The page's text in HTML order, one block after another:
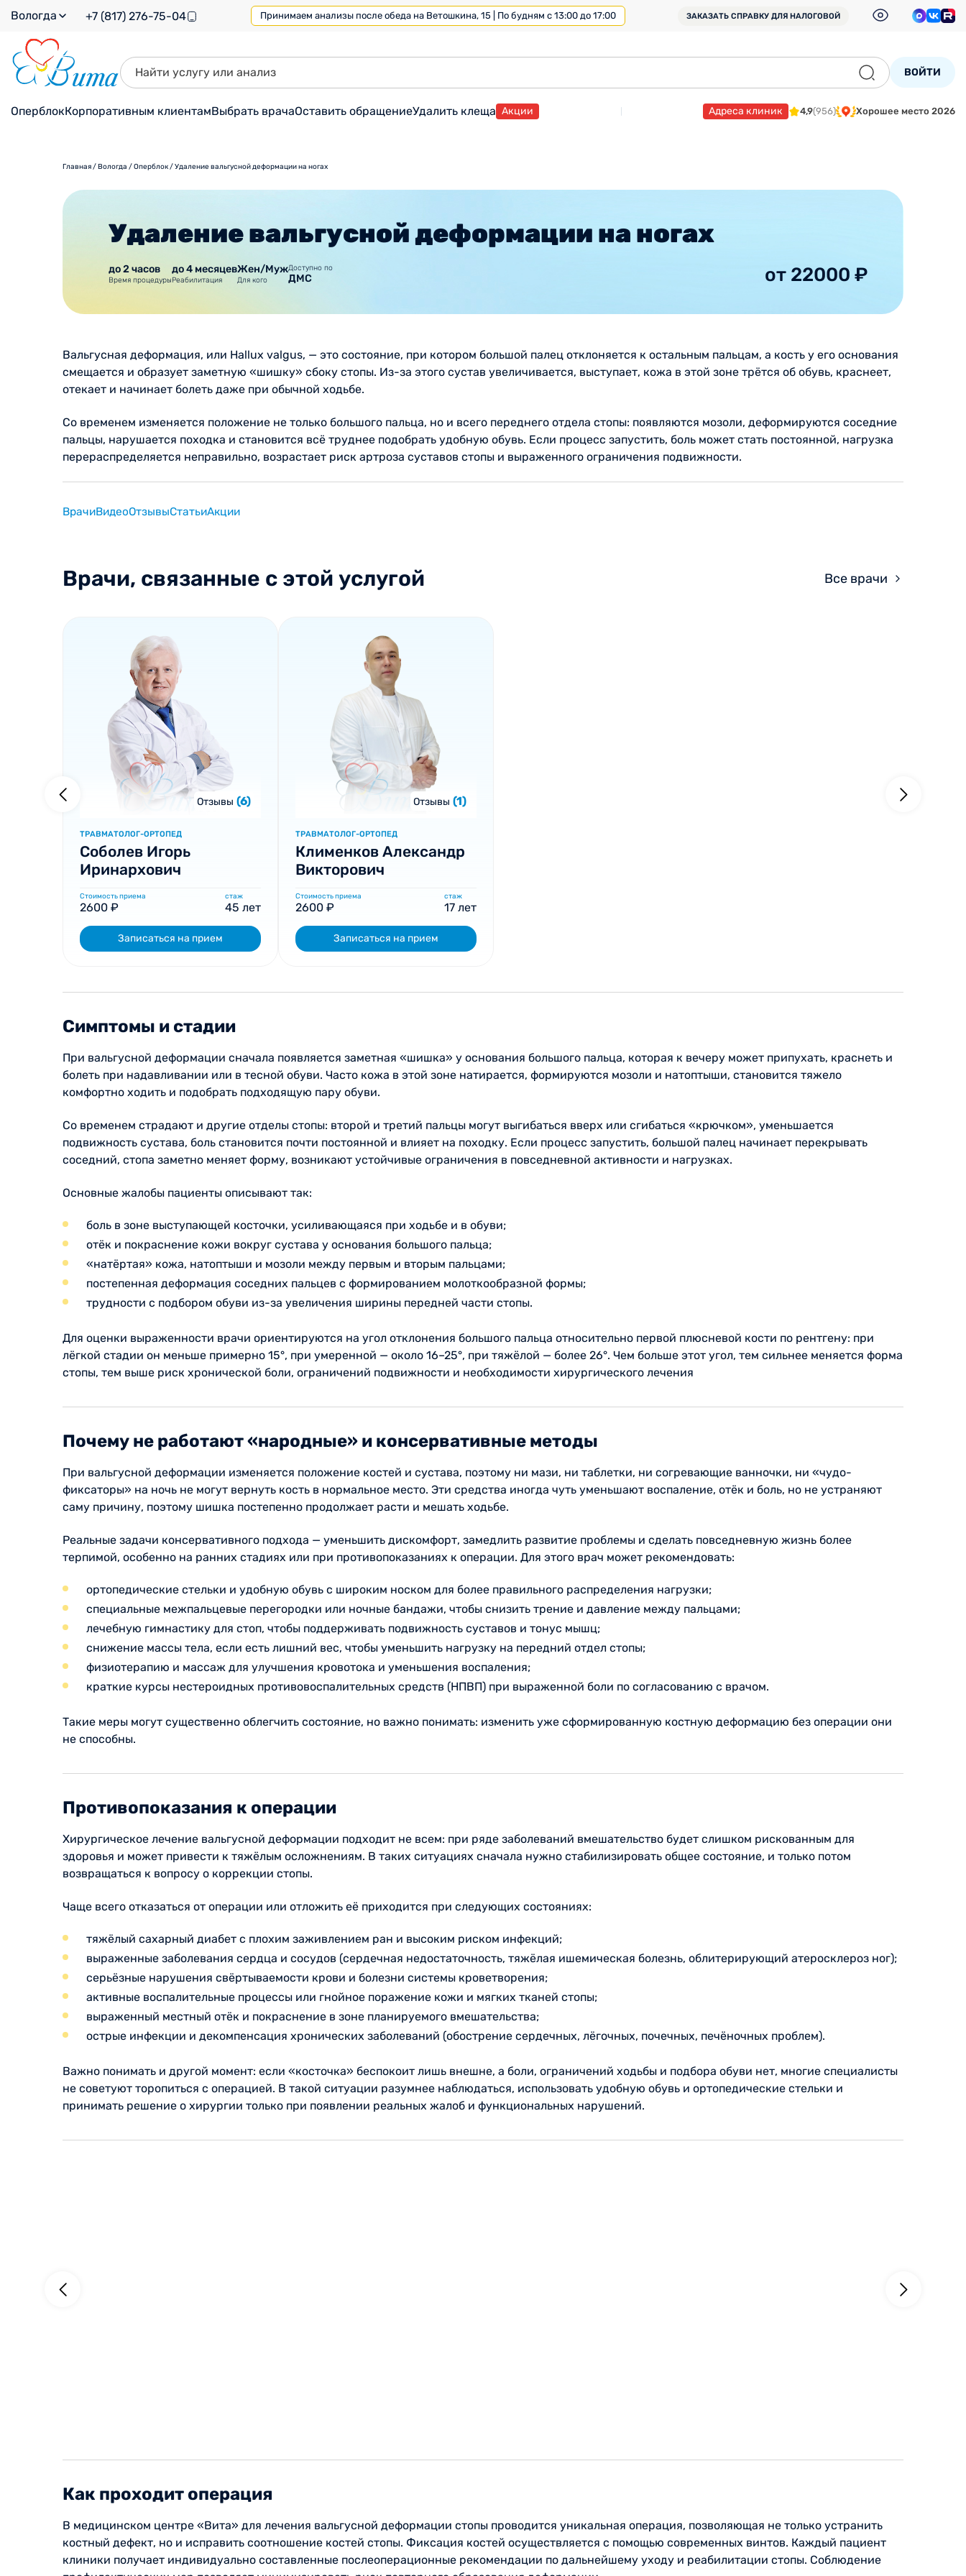
Вологда +7 (817) 276-75-04 Принимаем анализы после обеда на Ветошкина, 15 | По будням с 13:00 до 17:00 ЗАКАЗАТЬ СПРАВКУ ДЛЯ НАЛОГОВОЙ
ВОЙТИ
ОперблокКорпоративным клиентамВыбрать врачаОставить обращениеУдалить клеща Акции Адреса клиник 4,9(956) Хорошее место 2026
Главная/Вологда /Оперблок/Удаление вальгусной деформации на ногах
Удаление вальгусной деформации на ногах
до 2 часов
Время процедуры
до 4 месяцев
Реабилитация
Жен/Муж
Для кого
Доступно по
ДМС от 22000 ₽
Вальгусная деформация, или Hallux valgus, — это состояние, при котором большой палец отклоняется к остальным пальцам, а кость у его основания
смещается и образует заметную «шишку» сбоку стопы. Из-за этого сустав увеличивается, выступает, кожа в этой зоне трётся об обувь, краснеет,
отекает и начинает болеть даже при обычной ходьбе.
Со временем изменяется положение не только большого пальца, но и всего переднего отдела стопы: появляются мозоли, деформируются соседние
пальцы, нарушается походка и становится всё труднее подобрать удобную обувь. Если процесс запустить, боль может стать постоянной, нагрузка
перераспределяется неправильно, возрастает риск артроза суставов стопы и выраженного ограничения подвижности.
ВрачиВидеоОтзывыСтатьиАкции
Врачи, связанные с этой услугой Все врачи
Отзывы (6)
ТРАВМАТОЛОГ-ОРТОПЕД
Соболев Игорь
Иринархович
Стоимость приема
2600 ₽
стаж
45 лет
Записаться на прием
Отзывы (1)
ТРАВМАТОЛОГ-ОРТОПЕД
Клименков Александр
Викторович
Стоимость приема
2600 ₽
стаж
17 лет
Записаться на прием
Симптомы и стадии
При вальгусной деформации сначала появляется заметная «шишка» у основания большого пальца, которая к вечеру может припухать, краснеть и
болеть при надавливании или в тесной обуви. Часто кожа в этой зоне натирается, формируются мозоли и натоптыши, становится тяжело
комфортно ходить и подобрать подходящую пару обуви.
Со временем страдают и другие отделы стопы: второй и третий пальцы могут выгибаться вверх или сгибаться «крючком», уменьшается
подвижность сустава, боль становится почти постоянной и влияет на походку. Если процесс запустить, большой палец начинает перекрывать
соседний, стопа заметно меняет форму, возникают устойчивые ограничения в повседневной активности и нагрузках.
Основные жалобы пациенты описывают так:
боль в зоне выступающей косточки, усиливающаяся при ходьбе и в обуви;
отёк и покраснение кожи вокруг сустава у основания большого пальца;
«натёртая» кожа, натоптыши и мозоли между первым и вторым пальцами;
постепенная деформация соседних пальцев с формированием молоткообразной формы;
трудности с подбором обуви из-за увеличения ширины передней части стопы.
Для оценки выраженности врачи ориентируются на угол отклонения большого пальца относительно первой плюсневой кости по рентгену: при
лёгкой стадии он меньше примерно 15°, при умеренной — около 16–25°, при тяжёлой — более 26°. Чем больше этот угол, тем сильнее меняется форма
стопы, тем выше риск хронической боли, ограничений подвижности и необходимости хирургического лечения
Почему не работают «народные» и консервативные методы
При вальгусной деформации изменяется положение костей и сустава, поэтому ни мази, ни таблетки, ни согревающие ванночки, ни «чудо-
фиксаторы» на ночь не могут вернуть кость в нормальное место. Эти средства иногда чуть уменьшают воспаление, отёк и боль, но не устраняют
саму причину, поэтому шишка постепенно продолжает расти и мешать ходьбе.
Реальные задачи консервативного подхода — уменьшить дискомфорт, замедлить развитие проблемы и сделать повседневную жизнь более
терпимой, особенно на ранних стадиях или при противопоказаниях к операции. Для этого врач может рекомендовать:
ортопедические стельки и удобную обувь с широким носком для более правильного распределения нагрузки;
специальные межпальцевые перегородки или ночные бандажи, чтобы снизить трение и давление между пальцами;
лечебную гимнастику для стоп, чтобы поддерживать подвижность суставов и тонус мышц;
снижение массы тела, если есть лишний вес, чтобы уменьшить нагрузку на передний отдел стопы;
физиотерапию и массаж для улучшения кровотока и уменьшения воспаления;
краткие курсы нестероидных противовоспалительных средств (НПВП) при выраженной боли по согласованию с врачом.
Такие меры могут существенно облегчить состояние, но важно понимать: изменить уже сформированную костную деформацию без операции они
не способны.
Противопоказания к операции
Хирургическое лечение вальгусной деформации подходит не всем: при ряде заболеваний вмешательство будет слишком рискованным для
здоровья и может привести к тяжёлым осложнениям. В таких ситуациях сначала нужно стабилизировать общее состояние, и только потом
возвращаться к вопросу о коррекции стопы.
Чаще всего отказаться от операции или отложить её приходится при следующих состояниях:
тяжёлый сахарный диабет с плохим заживлением ран и высоким риском инфекций;
выраженные заболевания сердца и сосудов (сердечная недостаточность, тяжёлая ишемическая болезнь, облитерирующий атеросклероз ног);
серьёзные нарушения свёртываемости крови и болезни системы кроветворения;
активные воспалительные процессы или гнойное поражение кожи и мягких тканей стопы;
выраженный местный отёк и покраснение в зоне планируемого вмешательства;
острые инфекции и декомпенсация хронических заболеваний (обострение сердечных, лёгочных, почечных, печёночных проблем).
Важно понимать и другой момент: если «косточка» беспокоит лишь внешне, а боли, ограничений ходьбы и подбора обуви нет, многие специалисты
не советуют торопиться с операцией. В такой ситуации разумнее наблюдаться, использовать удобную обувь и ортопедические стельки и
принимать решение о хирургии только при появлении реальных жалоб и функциональных нарушений.
Как проходит операция
В медицинском центре «Вита» для лечения вальгусной деформации стопы проводится уникальная операция, позволяющая не только устранить
костный дефект, но и исправить соотношение костей стопы. Фиксация костей осуществляется с помощью современных винтов. Каждый пациент
клиники получает индивидуально составленные послеоперационные рекомендации по дальнейшему уходу и реабилитации стопы. Соблюдение